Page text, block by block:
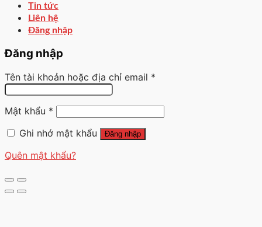
Tin tức
Liên hệ
Đăng nhập
Đăng nhập
Tên tài khoản hoặc địa chỉ email *
Mật khẩu *
Ghi nhớ mật khẩu
Đăng nhập
Quên mật khẩu?